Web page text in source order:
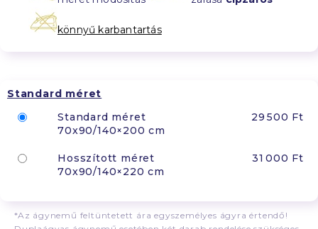
könnyű karbantartás
Standard méret
Standard méret
70x90/140×200 cm
29 500 Ft
Hosszított méret
70x90/140×220 cm
31 000 Ft
*Az ágynemű feltüntetett ára egyszemélyes ágyra értendő!